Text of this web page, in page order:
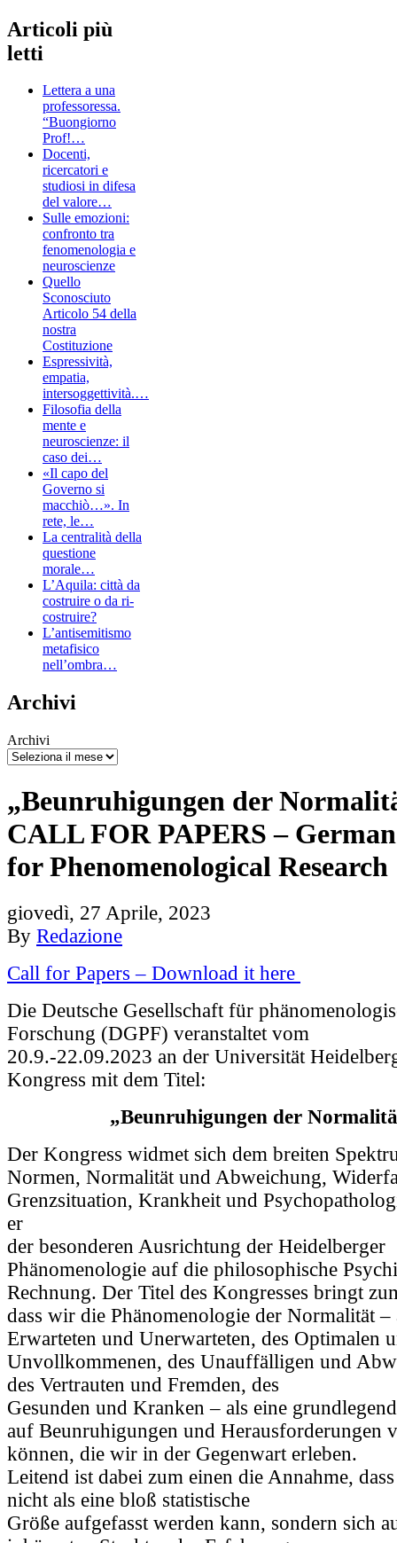
Articoli più
letti
Lettera a una
professoressa.
“Buongiorno
Prof!…
Docenti,
ricercatori e
studiosi in difesa
del valore…
Sulle emozioni:
confronto tra
fenomenologia e
neuroscienze
Quello
Sconosciuto
Articolo 54 della
nostra
Costituzione
Espressività,
empatia,
intersoggettività.…
Filosofia della
mente e
neuroscienze: il
caso dei…
«Il capo del
Governo si
macchiò…». In
rete, le…
La centralità della
questione
morale…
L’Aquila: città da
costruire o da ri-
costruire?
L’antisemitismo
metafisico
nell’ombra…
Archivi
Archivi
„Beunruhigungen der
CALL FOR PAPERS –
for Phenomenological Research
giovedì, 27 Aprile, 2023
By Redazione
Call for Papers – Download it here
Die Deutsche Gesellschaft für
Forschung (DGPF) veranstaltet vom
20.9.-22.09.2023 an der Universität
Kongress mit dem Titel:
„Beunruhigungen der
Der Kongress widmet sich dem breiten
Normen, Normalität und Abweichung,
Grenzsituation, Krankheit und
er
der besonderen Ausrichtung der Heidelberger
Phänomenologie auf die philosophische
Rechnung. Der Titel des Kongresses bringt
dass wir die Phänomenologie der Normalität –
Erwarteten und Unerwarteten, des Optimalen
Unvollkommenen, des Unauffälligen und
des Vertrauten und Fremden, des
Gesunden und Kranken – als eine
auf Beunruhigungen und Herausforderungen
können, die wir in der Gegenwart erleben.
Leitend ist dabei zum einen die Annahme,
nicht als eine bloß statistische
Größe aufgefasst werden kann, sondern sich